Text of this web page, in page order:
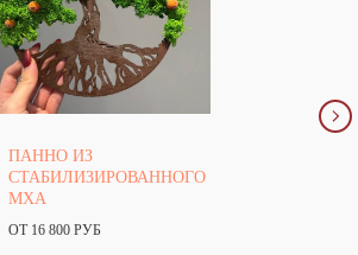
ПАННО ИЗ
СТАБИЛИЗИРОВАННОГО
МХА
ОТ 16 800 РУБ